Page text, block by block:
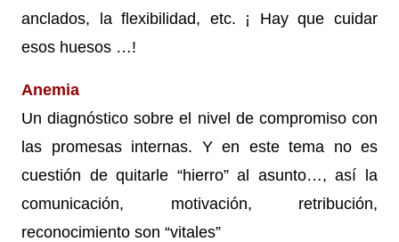
anclados, la flexibilidad, etc. ¡ Hay que cuidar
esos huesos …!
Anemia
Un diagnóstico sobre el nivel de compromiso con
las promesas internas. Y en este tema no es
cuestión de quitarle “hierro” al asunto…, así la
comunicación, motivación, retribución,
reconocimiento son “vitales”